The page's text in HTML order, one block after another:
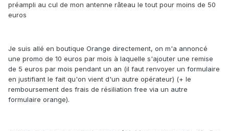
préampli au cul de mon antenne râteau le tout pour moins de 50
euros
Je suis allé en boutique Orange directement, on m'a annoncé
une promo de 10 euros par mois à laquelle s'ajouter une remise
de 5 euros par mois pendant un an (il faut renvoyer un formulaire
en justifiant le fait qu'on vient d'un autre opérateur) (+ le
remboursement des frais de résiliation free via un autre
formulaire orange).